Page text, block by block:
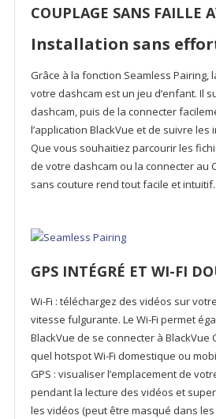
COUPLAGE SANS FAILLE
Installation sans
Grâce à la fonction Seamless Pairing,
votre dashcam est un jeu d’enfant. Il
dashcam, puis de la connecter
l’application BlackVue et de suivre les
Que vous souhaitiez parcourir les
de votre dashcam ou la connecter au
sans couture rend tout facile et intuitif.
GPS INTÉGRÉ ET WI-FI
Wi-Fi : téléchargez des vidéos sur
vitesse fulgurante. Le Wi-Fi permet
BlackVue de se connecter à BlackVue
quel hotspot Wi-Fi domestique ou
GPS : visualiser l’emplacement de
pendant la lecture des vidéos et
les vidéos (peut être masqué dans